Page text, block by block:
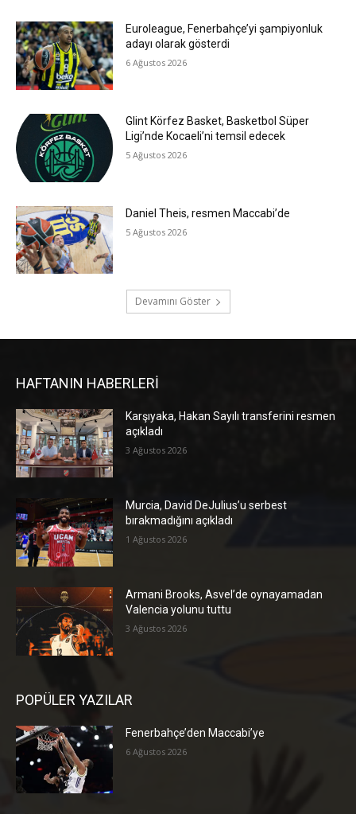
Euroleague, Fenerbahçe’yi şampiyonluk
adayı olarak gösterdi
6 Ağustos 2026
Glint Körfez Basket, Basketbol Süper
Ligi’nde Kocaeli’ni temsil edecek
5 Ağustos 2026
Daniel Theis, resmen Maccabi’de
5 Ağustos 2026
Devamını Göster
HAFTANIN HABERLERİ
Karşıyaka, Hakan Sayılı transferini resmen
açıkladı
3 Ağustos 2026
Murcia, David DeJulius’u serbest
bırakmadığını açıkladı
1 Ağustos 2026
Armani Brooks, Asvel’de oynayamadan
Valencia yolunu tuttu
3 Ağustos 2026
POPÜLER YAZILAR
Fenerbahçe’den Maccabi’ye
6 Ağustos 2026